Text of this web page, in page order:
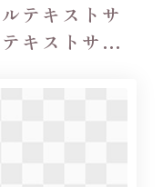
テキストサ
キストサン